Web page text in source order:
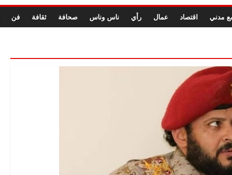
النهائية للقرار
الصحفيين.. وانتهاء أعمال
المحاكمة العادلة
مدني اقتصاد عمال رأي ناس وناس صحافة ثقافة فن